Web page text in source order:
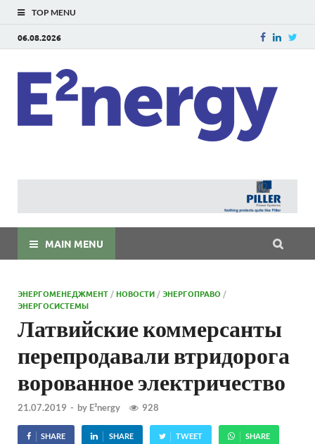
TOP MENU
06.08.2026
MAIN MENU
ЭНЕРГОМЕНЕДЖМЕНТ /НОВОСТИ /ЭНЕРГОПРАВО /
ЭНЕРГОСИСТЕМЫ
Латвийские коммерсанты
перепродавали втридорога
ворованное электричество
21.07.2019 - by E²nergy 928
SHARE SHARE TWEET SHARE